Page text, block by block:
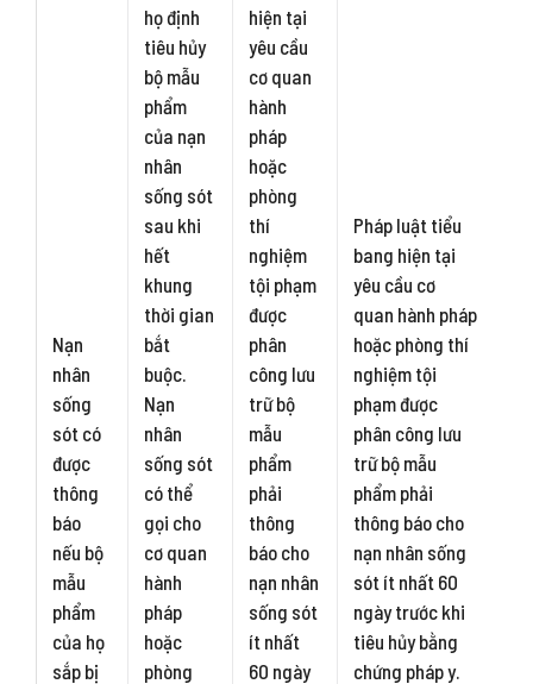
Nạn
nhân
sống
sót có
được
thông
báo
nếu bộ
mẫu
phẩm
của họ
sắp bị
họ định
tiêu hủy
bộ mẫu
phẩm
của nạn
nhân
sống sót
sau khi
hết
khung
thời gian
bắt
buộc.
Nạn
nhân
sống sót
có thể
gọi cho
cơ quan
hành
pháp
hoặc
phòng
hiện tại
yêu cầu
cơ quan
hành
pháp
hoặc
phòng
thí
nghiệm
tội phạm
được
phân
công lưu
trữ bộ
mẫu
phẩm
phải
thông
báo cho
nạn nhân
sống sót
ít nhất
60 ngày
Pháp luật tiểu
bang hiện tại
yêu cầu cơ
quan hành pháp
hoặc phòng thí
nghiệm tội
phạm được
phân công lưu
trữ bộ mẫu
phẩm phải
thông báo cho
nạn nhân sống
sót ít nhất 60
ngày trước khi
tiêu hủy bằng
chứng pháp y.